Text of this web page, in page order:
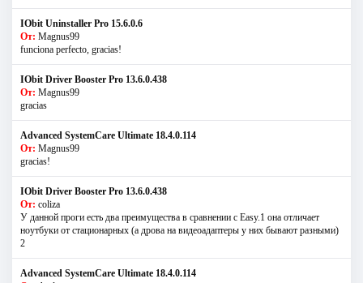
IObit Uninstaller Pro 15.6.0.6
От: Magnus99
funciona perfecto, gracias!
IObit Driver Booster Pro 13.6.0.438
От: Magnus99
gracias
Advanced SystemCare Ultimate 18.4.0.114
От: Magnus99
gracias!
IObit Driver Booster Pro 13.6.0.438
От: coliza
У данной проги есть два преимущества в сравнении с Easy.1 она отличает
ноутбуки от стационарных (а дрова на видеоадаптеры у них бывают разными)
2
Advanced SystemCare Ultimate 18.4.0.114